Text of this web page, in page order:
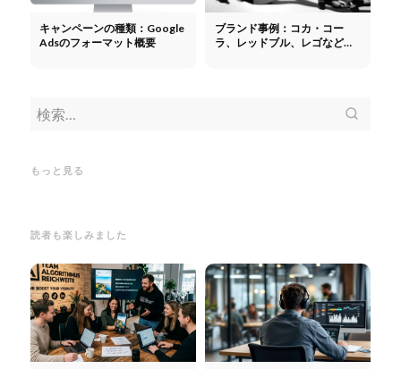
キャンペーンの種類：Google
Adsのフォーマット概要
ブランド事例：コカ・コー
ラ、レッドブル、レゴなどが
もっと見る
Adsの検索ボリュームと入札単
読者も楽しみました